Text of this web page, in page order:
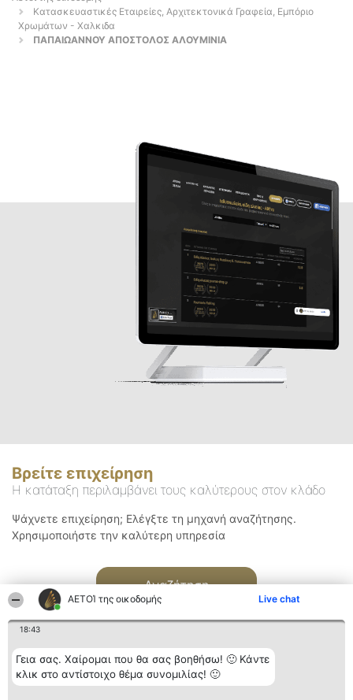
ΑΕΤΟΊ της οικοδομής Live chat
18:43
Γεια σας. Χαίρομαι που θα σας βοηθήσω! 🙂 Κάντε
κλικ στο αντίστοιχο θέμα συνομιλίας! 🙂
Κατασκευαστικές Εταιρείες, Αρχιτεκτονικά Γραφεία, Εμπόριο
Χρωμάτων - Χαλκιδα
ΠΑΠΑΙΩΑΝΝΟΥ ΑΠΟΣΤΟΛΟΣ ΑΛΟΥΜΙΝΙΑ
Βρείτε επιχείρηση
Η κατάταξη περιλαμβάνει τους καλύτερους στον κλάδο
Ψάχνετε επιχείρηση; Ελέγξτε τη μηχανή αναζήτησης.
Χρησιμοποιήστε την καλύτερη υπηρεσία
Αναζήτηση